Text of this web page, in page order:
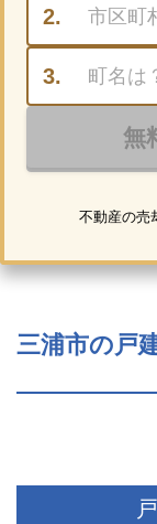
不動産の売
三浦市の戸